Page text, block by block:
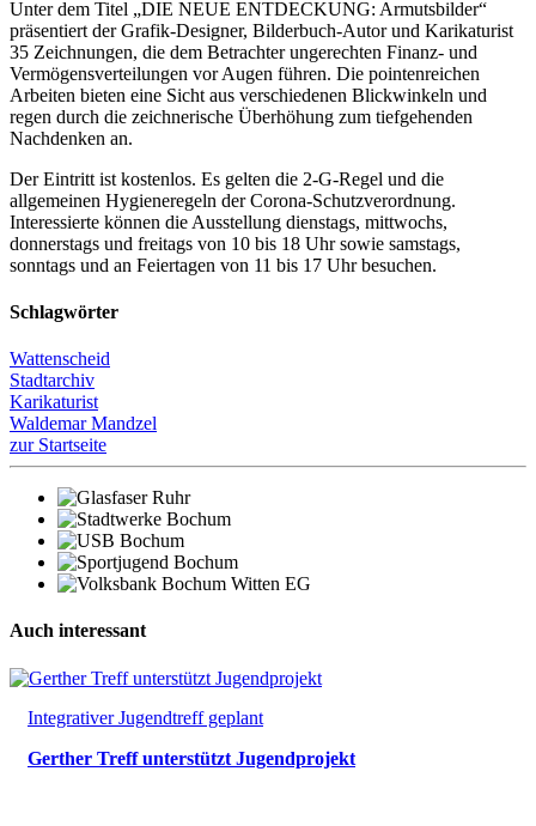
Unter dem Titel „DIE NEUE ENTDECKUNG: Armutsbilder“
präsentiert der Grafik-Designer, Bilderbuch-Autor und Karikaturist
35 Zeichnungen, die dem Betrachter ungerechten Finanz- und
Vermögensverteilungen vor Augen führen. Die pointenreichen
Arbeiten bieten eine Sicht aus verschiedenen Blickwinkeln und
regen durch die zeichnerische Überhöhung zum tiefgehenden
Nachdenken an.
Der Eintritt ist kostenlos. Es gelten die 2-G-Regel und die
allgemeinen Hygieneregeln der Corona-Schutzverordnung.
Interessierte können die Ausstellung dienstags, mittwochs,
donnerstags und freitags von 10 bis 18 Uhr sowie samstags,
sonntags und an Feiertagen von 11 bis 17 Uhr besuchen.
Schlagwörter
Wattenscheid
Stadtarchiv
Karikaturist
Waldemar Mandzel
zur Startseite
Auch interessant
Integrativer Jugendtreff geplant
Gerther Treff unterstützt Jugendprojekt